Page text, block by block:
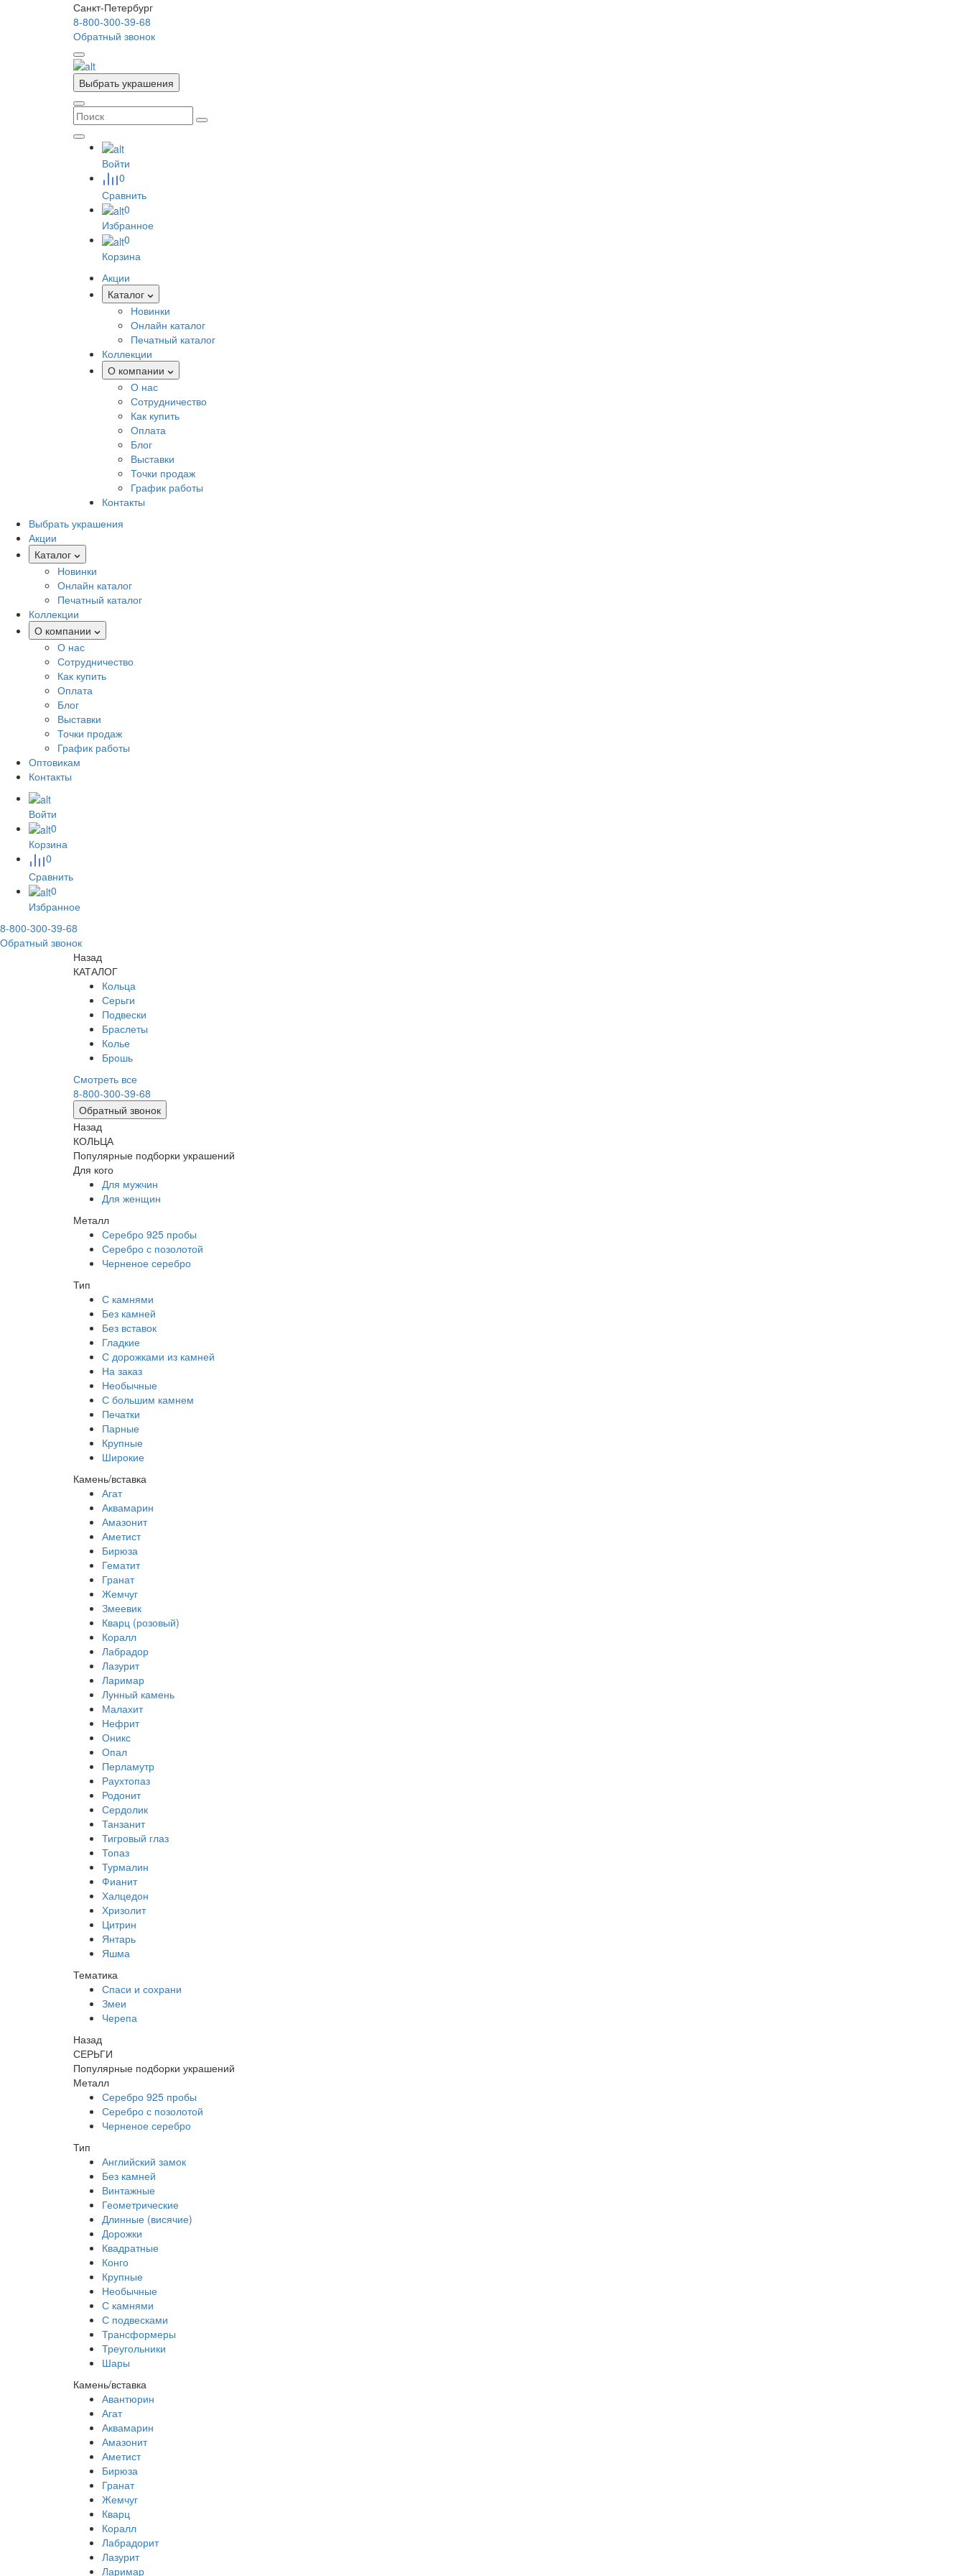
Санкт-Петербург
8-800-300-39-68
Обратный звонок
Выбрать украшения
Войти
0
Сравнить
0
Избранное
0
Корзина
Акции
Каталог
Новинки
Онлайн каталог
Печатный каталог
Коллекции
О компании
О нас
Сотрудничество
Как купить
Оплата
Блог
Выставки
Точки продаж
График работы
Контакты
Выбрать украшения
Акции
Каталог
Новинки
Онлайн каталог
Печатный каталог
Коллекции
О компании
О нас
Сотрудничество
Как купить
Оплата
Блог
Выставки
Точки продаж
График работы
Оптовикам
Контакты
Войти
0
Корзина
0
Сравнить
0
Избранное
8-800-300-39-68
Обратный звонок
Назад
КАТАЛОГ
Кольца
Серьги
Подвески
Браслеты
Колье
Брошь
Смотреть все
8-800-300-39-68
Обратный звонок
Назад
КОЛЬЦА
Популярные подборки украшений
Для кого
Для мужчин
Для женщин
Металл
Серебро 925 пробы
Серебро с позолотой
Черненое серебро
Тип
С камнями
Без камней
Без вставок
Гладкие
С дорожками из камней
На заказ
Необычные
С большим камнем
Печатки
Парные
Крупные
Широкие
Камень/вставка
Агат
Аквамарин
Амазонит
Аметист
Бирюза
Гематит
Гранат
Жемчуг
Змеевик
Кварц (розовый)
Коралл
Лабрадор
Лазурит
Ларимар
Лунный камень
Малахит
Нефрит
Оникс
Опал
Перламутр
Раухтопаз
Родонит
Сердолик
Танзанит
Тигровый глаз
Топаз
Турмалин
Фианит
Халцедон
Хризолит
Цитрин
Янтарь
Яшма
Тематика
Спаси и сохрани
Змеи
Черепа
Назад
СЕРЬГИ
Популярные подборки украшений
Металл
Серебро 925 пробы
Серебро с позолотой
Черненое серебро
Тип
Английский замок
Без камней
Винтажные
Геометрические
Длинные (висячие)
Дорожки
Квадратные
Конго
Крупные
Необычные
С камнями
С подвесками
Трансформеры
Треугольники
Шары
Камень/вставка
Авантюрин
Агат
Аквамарин
Амазонит
Аметист
Бирюза
Гранат
Жемчуг
Кварц
Коралл
Лабрадорит
Лазурит
Ларимар